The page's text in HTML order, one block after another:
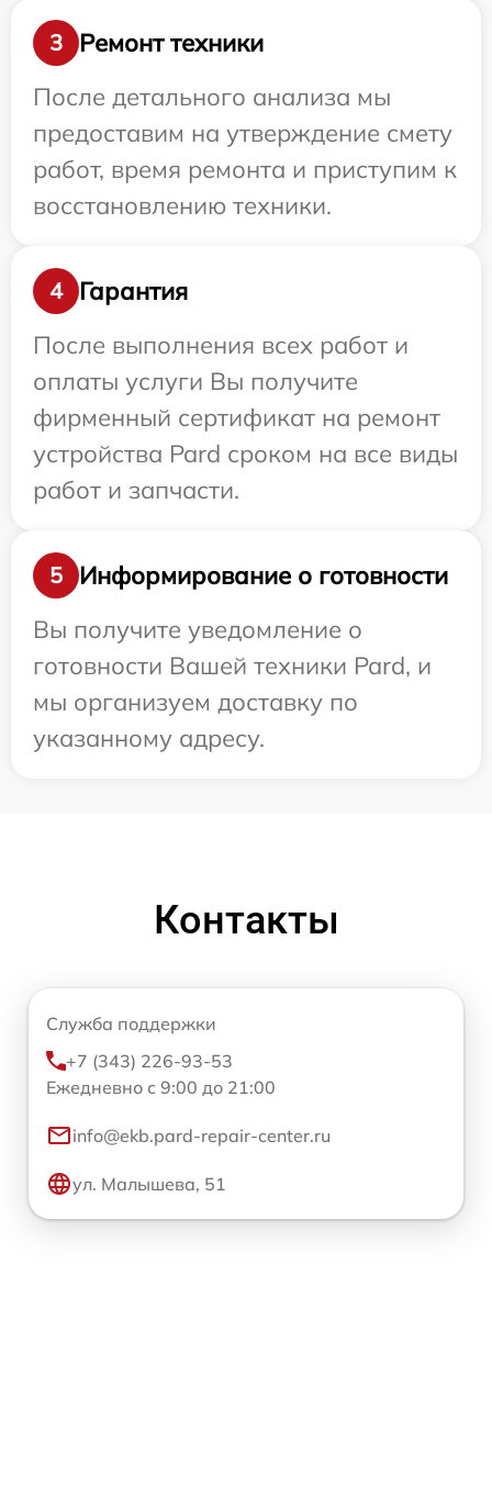
3
Ремонт техники
После детального анализа мы
предоставим на утверждение смету
работ, время ремонта и приступим к
восстановлению техники.
4
Гарантия
После выполнения всех работ и
оплаты услуги Вы получите
фирменный сертификат на ремонт
устройства Pard сроком на все виды
работ и запчасти.
5
Информирование о готовности
Вы получите уведомление о
готовности Вашей техники Pard, и
мы организуем доставку по
указанному адресу.
Контакты
Служба поддержки
+7 (343) 226-93-53
Ежедневно с 9:00 до 21:00
info@ekb.pard-repair-center.ru
ул. Малышева, 51